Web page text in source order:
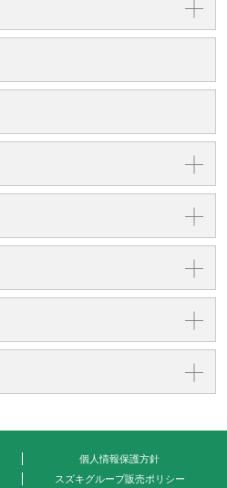
個人情報保護方針
スズキグループ販売ポリシー